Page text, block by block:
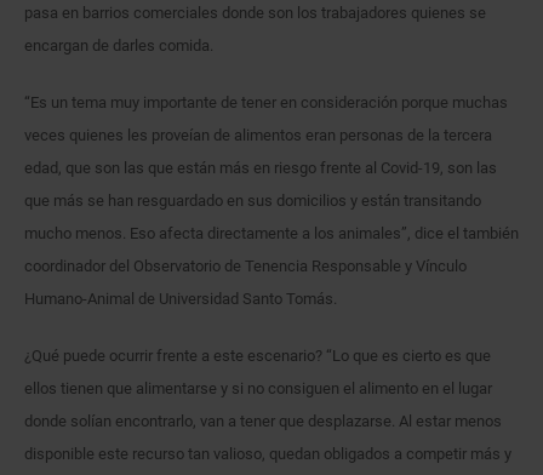
pasa en barrios comerciales donde son los trabajadores quienes se
encargan de darles comida.
“Es un tema muy importante de tener en consideración porque muchas
veces quienes les proveían de alimentos eran personas de la tercera
edad, que son las que están más en riesgo frente al Covid-19, son las
que más se han resguardado en sus domicilios y están transitando
mucho menos. Eso afecta directamente a los animales”, dice el también
coordinador del Observatorio de Tenencia Responsable y Vínculo
Humano-Animal de Universidad Santo Tomás.
¿Qué puede ocurrir frente a este escenario? “Lo que es cierto es que
ellos tienen que alimentarse y si no consiguen el alimento en el lugar
donde solían encontrarlo, van a tener que desplazarse. Al estar menos
disponible este recurso tan valioso, quedan obligados a competir más y